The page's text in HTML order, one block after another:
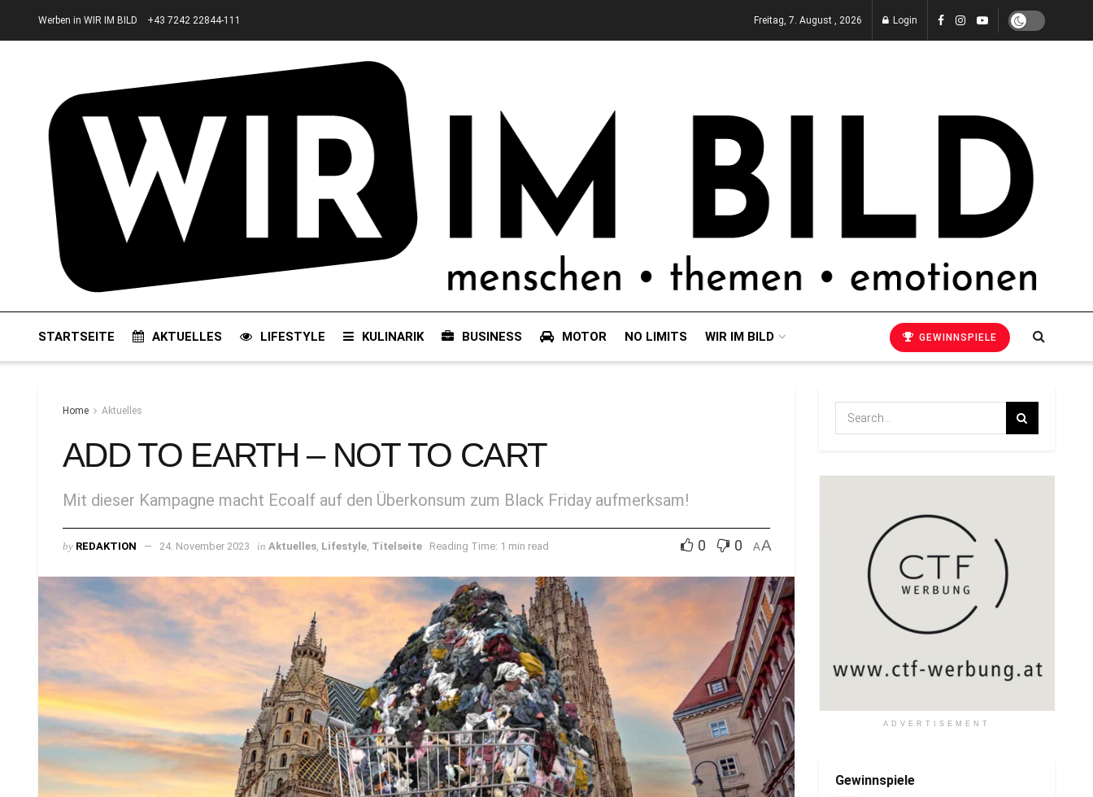
Werben in WIR IM BILD +43 7242 22844-111 Freitag, 7. August , 2026 Login
STARTSEITE AKTUELLES LIFESTYLE KULINARIK BUSINESS MOTOR NO LIMITS WIR IM BILD GEWINNSPIELE
Home Aktuelles
ADD TO EARTH – NOT TO CART
Mit dieser Kampagne macht Ecoalf auf den Überkonsum zum Black Friday aufmerksam!
by REDAKTION 24. November 2023 in Aktuelles Lifestyle Titelseite Reading Time: 1 min read 0 0 AA
ADVERTISEMENT
Gewinnspiele